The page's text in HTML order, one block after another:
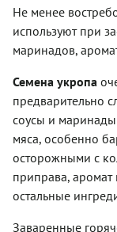
Не менее
используют при
маринадов,
Семена укропа
предварительно
соусы и
мяса, особенно
осторожными с
приправа, аромат
остальные
Заваренные